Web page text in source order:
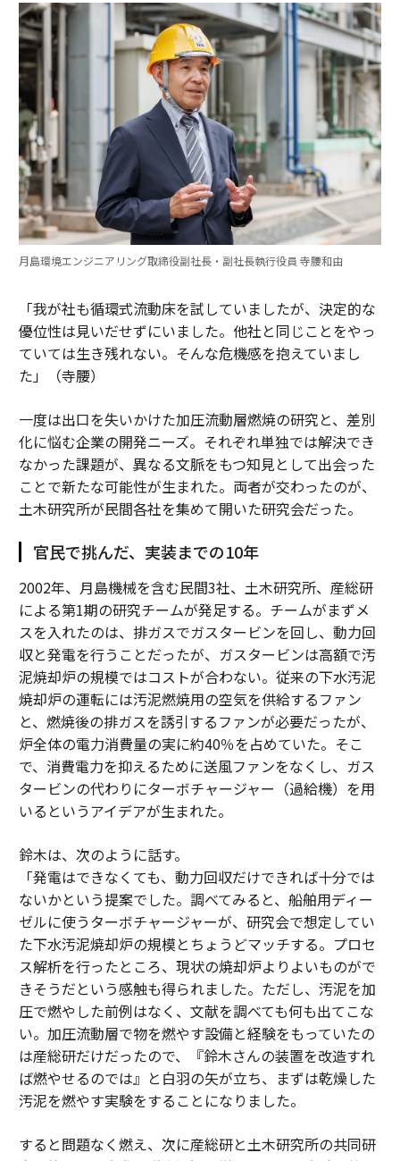
月島環境エンジニアリング取締役副社長・副社長執行役員 寺腰和由
「我が社も循環式流動床を試していましたが、決定的な
優位性は見いだせずにいました。他社と同じことをやっ
ていては生き残れない。そんな危機感を抱えていまし
た」（寺腰）
一度は出口を失いかけた加圧流動層燃焼の研究と、差別
化に悩む企業の開発ニーズ。それぞれ単独では解決でき
なかった課題が、異なる文脈をもつ知見として出会った
ことで新たな可能性が生まれた。両者が交わったのが、
土木研究所が民間各社を集めて開いた研究会だった。
官民で挑んだ、実装までの10年
2002年、月島機械を含む民間3社、土木研究所、産総研
による第1期の研究チームが発足する。チームがまずメ
スを入れたのは、排ガスでガスタービンを回し、動力回
収と発電を行うことだったが、ガスタービンは高額で汚
泥焼却炉の規模ではコストが合わない。従来の下水汚泥
焼却炉の運転には汚泥燃焼用の空気を供給するファン
と、燃焼後の排ガスを誘引するファンが必要だったが、
炉全体の電力消費量の実に約40％を占めていた。そこ
で、消費電力を抑えるために送風ファンをなくし、ガス
タービンの代わりにターボチャージャー（過給機）を用
いるというアイデアが生まれた。
鈴木は、次のように話す。
「発電はできなくても、動力回収だけできれば十分では
ないかという提案でした。調べてみると、船舶用ディー
ゼルに使うターボチャージャーが、研究会で想定してい
た下水汚泥焼却炉の規模とちょうどマッチする。プロセ
ス解析を行ったところ、現状の焼却炉よりよいものがで
きそうだという感触も得られました。ただし、汚泥を加
圧で燃やした前例はなく、文献を調べても何も出てこな
い。加圧流動層で物を燃やす設備と経験をもっていたの
は産総研だけだったので、『鈴木さんの装置を改造すれ
ば燃やせるのでは』と白羽の矢が立ち、まずは乾燥した
汚泥を燃やす実験をすることになりました。
すると問題なく燃え、次に産総研と土木研究所の共同研